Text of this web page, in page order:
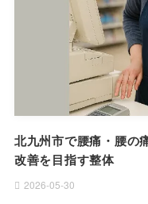
北九州市で腰痛・腰の
改善を目指す整体
2026-05-30